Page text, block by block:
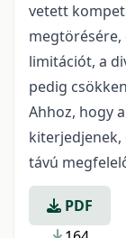
vetett
limitációt, a
pedig
Ahhoz, hogy
távú
PDF